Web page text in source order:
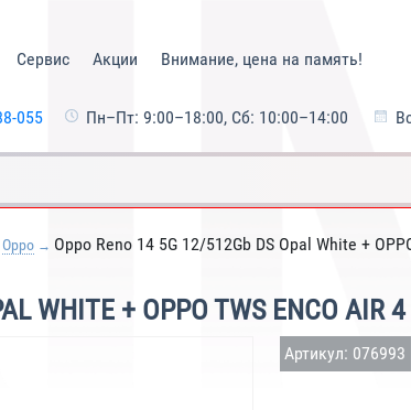
Сервис Акции Внимание, цена на память!
055 Пн–Пт: 9:00–18:00, Сб: 10:00–14:00
Oppo Oppo Reno 14 5G 12/512Gb DS Opal White +
WHITE + OPPO TWS ENCO AIR 4
Артикул: 076993